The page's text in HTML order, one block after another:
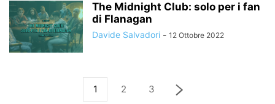
The Midnight Club: solo per i fan
di Flanagan
Davide Salvadori - 12 Ottobre 2022
1 2 3